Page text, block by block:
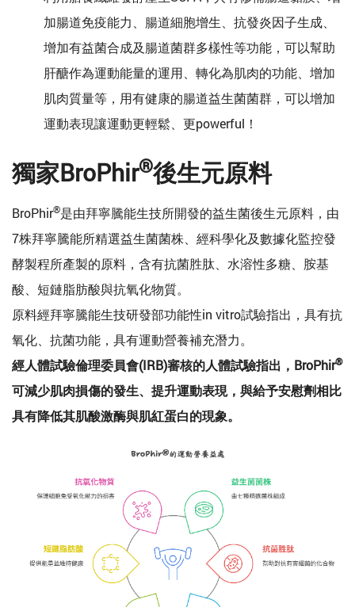
加腸道免疫能力、腸道細胞增生、抗發炎因子生成、
增加有益菌合成及腸道菌群多樣性等功能，可以幫助
肝醣作為運動能量的運用、轉化為肌肉的功能、增加
肌肉質量等，用有健康的腸道益生菌菌群，可以增加
運動表現讓運動更輕鬆、更powerful！
獨家BroPhir®後生元原料
BroPhir®是由拜寧騰能生技所開發的益生菌後生元原料，由
7株拜寧騰能所精選益生菌菌株、經科學化及數據化監控發
酵製程所產製的原料，含有抗菌胜肽、水溶性多糖、胺基
酸、短鏈脂肪酸與抗氧化物質。
原料經拜寧騰能生技研發部功能性in vitro試驗指出，具有抗
氧化、抗菌功能，具有運動營養補充潛力。
經人體試驗倫理委員會(IRB)審核的人體試驗指出，BroPhir®
可減少肌肉損傷的發生、提升運動表現，與給予安慰劑相比
具有降低其肌酸激酶與肌紅蛋白的現象。